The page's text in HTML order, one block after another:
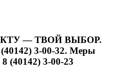
— ТВОЙ ВЫБОР.
3-00-32. Меры
(40142) 3-00-23